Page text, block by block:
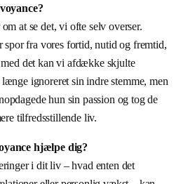
at se det, vi ofte selv overser.
spor fra vores fortid, nutid og fremtid,
det kan vi afdække skjulte
ignoreret sin indre stemme, men
hun sin passion og tog de
tilfredsstillende liv.
hjælpe dig?
i dit liv – hvad enten det